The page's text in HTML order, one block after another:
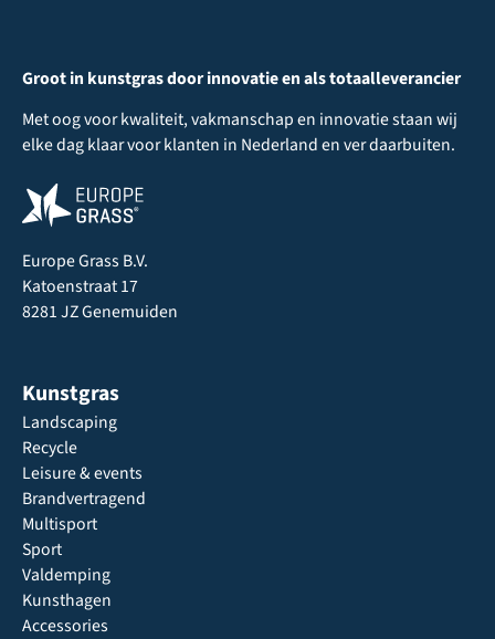
Groot in kunstgras door innovatie en als totaalleverancier
Met oog voor kwaliteit, vakmanschap en innovatie staan wij
elke dag klaar voor klanten in Nederland en ver daarbuiten.
Europe Grass B.V.
Katoenstraat 17
8281 JZ Genemuiden
Kunstgras
Landscaping
Recycle
Leisure & events
Brandvertragend
Multisport
Sport
Valdemping
Kunsthagen
Accessories